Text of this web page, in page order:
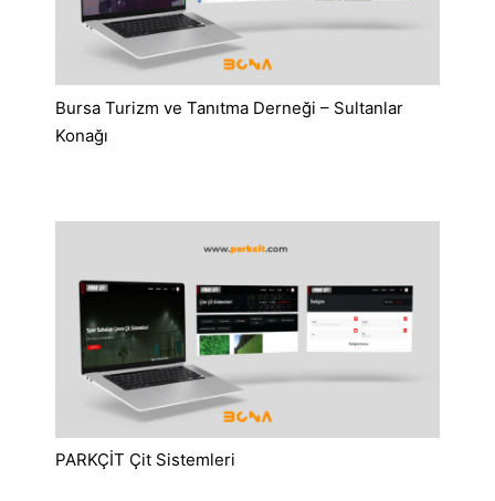
Bursa Turizm ve Tanıtma Derneği – Sultanlar
Konağı
PARKÇİT Çit Sistemleri